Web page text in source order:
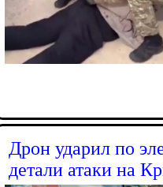
Дрон ударил по
детали атаки на